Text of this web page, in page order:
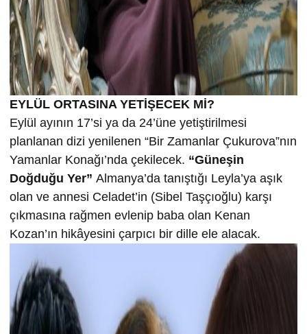
EYLÜL ORTASINA YETİŞECEK Mİ?
Eylül ayının 17’si ya da 24’üne yetiştirilmesi
planlanan dizi yenilenen “Bir Zamanlar Çukurova”nın
Yamanlar Konağı’nda çekilecek. “Güneşin
Doğduğu Yer” Almanya’da tanıştığı Leyla’ya aşık
olan ve annesi Celadet’in (Sibel Taşçıoğlu) karşı
çıkmasına rağmen evlenip baba olan Kenan
Kozan’ın hikâyesini çarpıcı bir dille ele alacak.